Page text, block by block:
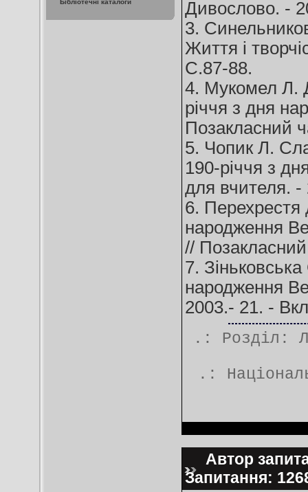
Бібліотечні каталоги
Дивослово. -
3.
Життя і
С.87-88.
4. Мукомел Л.
річчя з дня
Позакласний
5. Чопик Л.
190-річчя з
для вчителя.
6. Перехрестя
народження
//
7.
народження
2003.- 21. -
.: Розділ:
.:
Автор
Запитання: